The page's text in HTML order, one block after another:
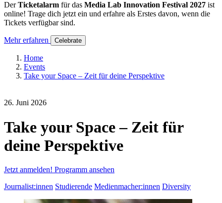
DerTicketalarm für das Media Lab Innovation Festival 2027 ist
online! Trage dich jetzt ein und erfahre als Erstes davon, wenn die
Tickets verfügbar sind.
Mehr erfahren Celebrate
Home
Events
Take your Space – Zeit für deine Perspektive
26. Juni 2026
Take your Space – Zeit für
deine Perspektive
Jetzt anmelden! Programm ansehen
Journalist:innen Studierende Medienmacher:innen Diversity